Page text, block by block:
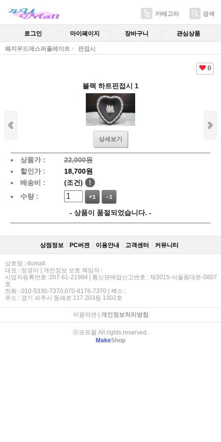
카테고리 검색
로그인 마이페이지 장바구니 관심상품
웨지우드제스퍼플레이트 핀접시
0
블랙 하트핀접시 1
상세보기
상품가 :
22,000원
할인가 :
18,700원
배송비 :
(조건)
!
수량 :
+1 -1
- 상품이 품절되었습니다. -
상점정보 PC버젼 이용안내 고객센터 커뮤니티
상호명 : 4umall
대표 : 정경아 | 개인정보 보호 책임자 :
사업자등록번호 :207-61-21984 | 통신판매업신고번호 : 제2015-서울동대문-0807
호
전화 : 010-5330-7370,070-8176-7370 | 팩스 :
주소 : 경기 파주시 동패로 117 203동 1302호
이용약관| 개인정보처리방침
ⓒ포유몰 All rights reserved.
MakeShop